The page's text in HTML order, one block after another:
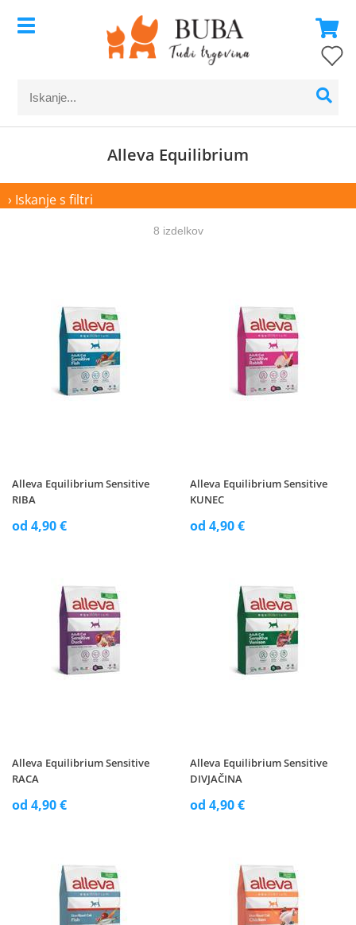
Alleva Equilibrium
› Iskanje s filtri
8 izdelkov
Alleva Equilibrium Sensitive
RIBA
od 4,90 €
Alleva Equilibrium Sensitive
KUNEC
od 4,90 €
Alleva Equilibrium Sensitive
RACA
od 4,90 €
Alleva Equilibrium Sensitive
DIVJAČINA
od 4,90 €